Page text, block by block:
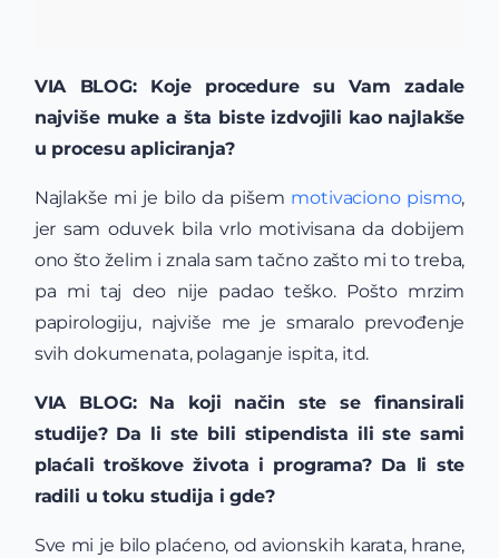
VIA BLOG: Koje procedure su Vam zadale
najviše muke a šta biste izdvojili kao najlakše
u procesuapliciranja?
Najlakše mi je bilo da pišem motivaciono pismo,
jer sam oduvek bila vrlo motivisana da dobijem
ono što želim i znala sam tačno zašto mi to treba,
pa mi taj deo nije padao teško. Pošto mrzim
papirologiju, najviše me je smaralo prevođenje
svih dokumenata, polaganje ispita, itd.
VIA BLOG: Na koji način ste se finansirali
studije? Da li ste bili stipendista ili ste sami
plaćalitroškove života i programa? Da li ste
radili u toku studija i gde?
Sve mi je bilo plaćeno, od avionskih karata, hrane,